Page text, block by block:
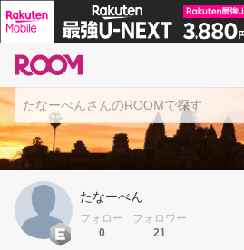
たなーべん
フォロー
0
フォロワー
21